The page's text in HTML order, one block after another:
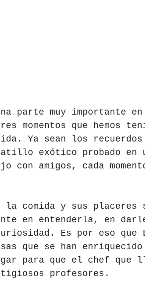
parte muy importante
momentos que hemos
Ya sean los
exótico probado en
con amigos, cada
la comida y sus
en entenderla, en
Es por eso que
que se han
para que el chef que
profesores.